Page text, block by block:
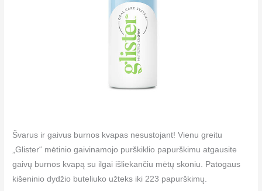
Švarus ir gaivus burnos kvapas nesustojant! Vienu greitu
„Glister“ mėtinio gaivinamojo purškiklio papurškimu atgausite
gaivų burnos kvapą su ilgai išliekančiu mėtų skoniu. Patogaus
kišeninio dydžio buteliuko užteks iki 223 papurškimų.